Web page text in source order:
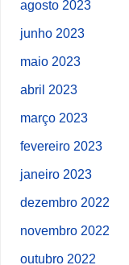
agosto 2023
junho 2023
maio 2023
abril 2023
março 2023
fevereiro 2023
janeiro 2023
dezembro 2022
novembro 2022
outubro 2022